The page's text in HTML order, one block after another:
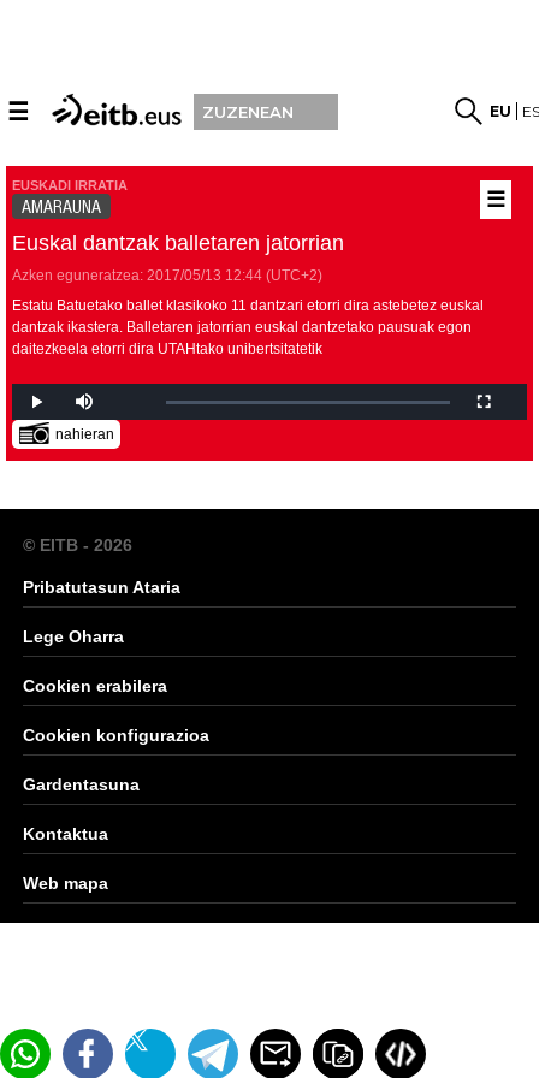
☰ ZUZENEAN EU
☰
EUSKADI IRRATIA
AMARAUNA
Euskal dantzak balletaren jatorrian
Azken eguneratzea: 2017/05/13 12:44 (UTC+2)
Estatu Batuetako ballet klasikoko 11 dantzari etorri dira astebetez euskal
dantzak ikastera. Balletaren jatorrian euskal dantzetako pausuak egon
daitezkeela etorri dira UTAHtako unibertsitatetik
nahieran
© EITB - 2026
Pribatutasun Ataria
Lege Oharra
Cookien erabilera
Cookien konfigurazioa
Gardentasuna
Kontaktua
Web mapa